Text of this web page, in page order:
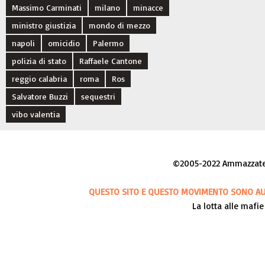
Massimo Carminati
milano
minacce
ministro giustizia
mondo di mezzo
napoli
omicidio
Palermo
polizia di stato
Raffaele Cantone
reggio calabria
roma
Ros
Salvatore Buzzi
sequestri
vibo valentia
©2005-2022
QUESTO SITO E QUESTO MOVIMENTO SONO
La lotta alle